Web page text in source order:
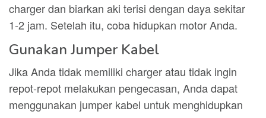
charger dan biarkan aki terisi dengan daya sekitar
1-2 jam. Setelah itu, coba hidupkan motor Anda.
Gunakan Jumper Kabel
Jika Anda tidak memiliki charger atau tidak ingin
repot-repot melakukan pengecasan, Anda dapat
menggunakan jumper kabel untuk menghidupkan